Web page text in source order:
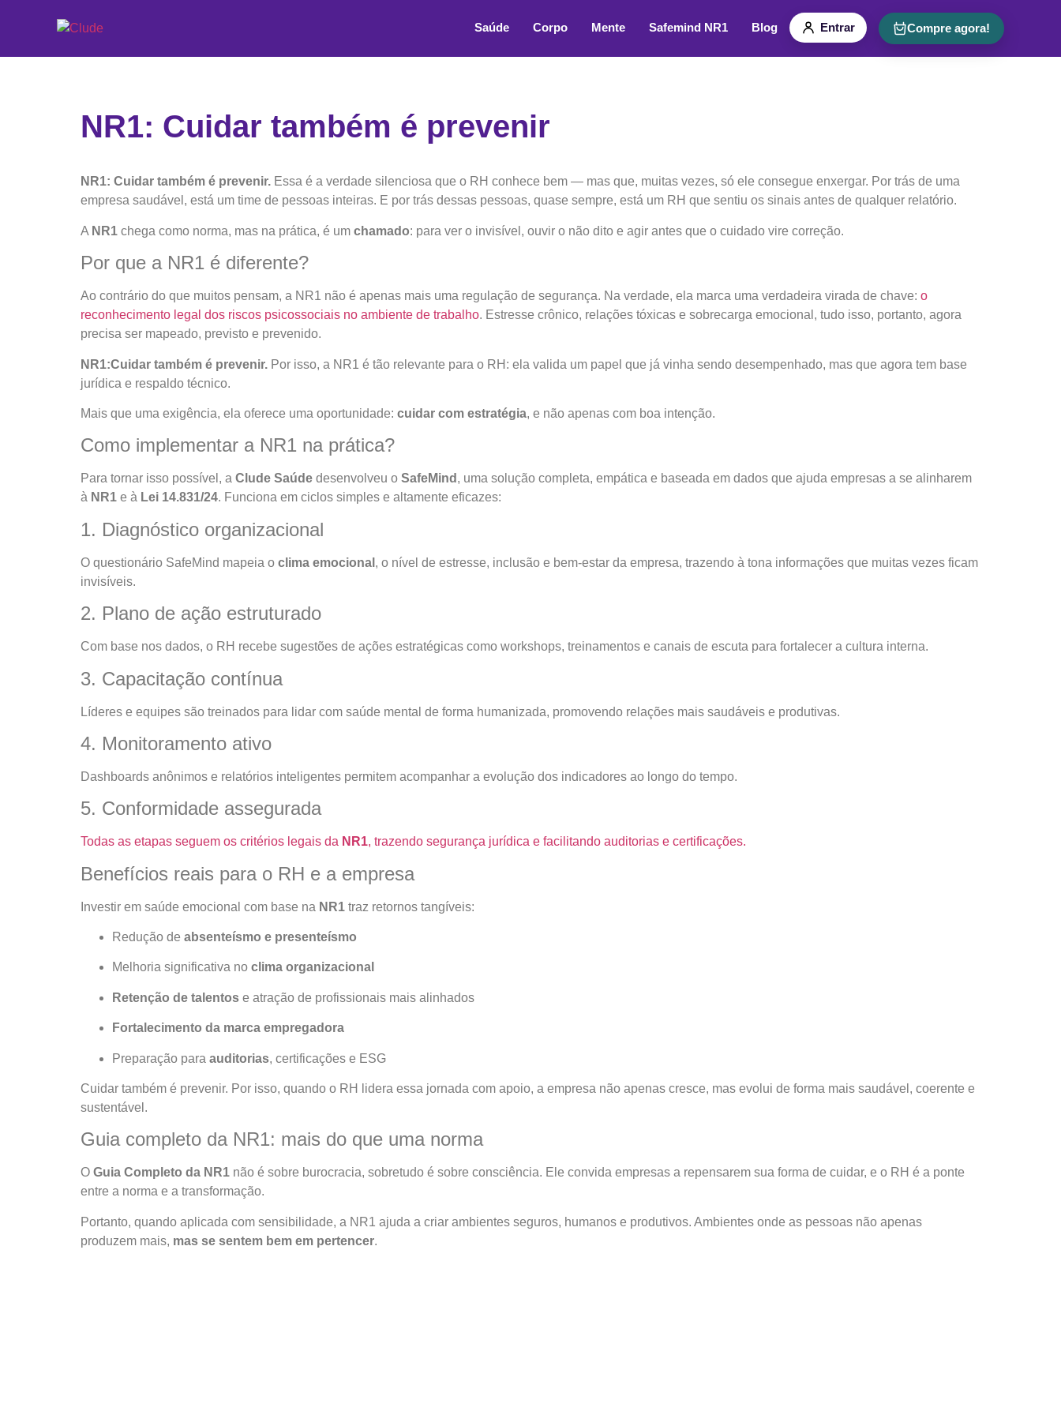
Saúde Corpo Mente Safemind NR1 Blog Entrar Compre agora!
NR1: Cuidar também é prevenir
NR1: Cuidar também é prevenir. Essa é a verdade silenciosa que o RH conhece bem — mas que, muitas vezes, só ele consegue enxergar. Por trás de uma
empresa saudável, está um time de pessoas inteiras. E por trás dessas pessoas, quase sempre, está um RH que sentiu os sinais antes de qualquer relatório.
A NR1 chega como norma, mas na prática, é um chamado: para ver o invisível, ouvir o não dito e agir antes que o cuidado vire correção.
Por que a NR1 é diferente?
Ao contrário do que muitos pensam, a NR1 não é apenas mais uma regulação de segurança. Na verdade, ela marca uma verdadeira virada de chave: o
reconhecimento legal dos riscos psicossociais no ambiente de trabalho. Estresse crônico, relações tóxicas e sobrecarga emocional, tudo isso, portanto, agora
precisa ser mapeado, previsto e prevenido.
NR1:Cuidar também é prevenir. Por isso, a NR1 é tão relevante para o RH: ela valida um papel que já vinha sendo desempenhado, mas que agora tem base
jurídica e respaldo técnico.
Mais que uma exigência, ela oferece uma oportunidade: cuidar com estratégia, e não apenas com boa intenção.
Como implementar a NR1 na prática?
Para tornar isso possível, a Clude Saúde desenvolveu o SafeMind , uma solução completa, empática e baseada em dados que ajuda empresas a se alinharem
à NR1 e à Lei 14.831/24. Funciona em ciclos simples e altamente eficazes:
1. Diagnóstico organizacional
O questionário SafeMind mapeia o clima emocional , o nível de estresse, inclusão e bem-estar da empresa, trazendo à tona informações que muitas vezes ficam
invisíveis.
2. Plano de ação estruturado
Com base nos dados, o RH recebe sugestões de ações estratégicas como workshops, treinamentos e canais de escuta para fortalecer a cultura interna.
3. Capacitação contínua
Líderes e equipes são treinados para lidar com saúde mental de forma humanizada, promovendo relações mais saudáveis e produtivas.
4. Monitoramento ativo
Dashboards anônimos e relatórios inteligentes permitem acompanhar a evolução dos indicadores ao longo do tempo.
5. Conformidade assegurada
Todas as etapas seguem os critérios legais da NR1, trazendo segurança jurídica e facilitando auditorias e certificações.
Benefícios reais para o RH e a empresa
Investir em saúde emocional com base na NR1 traz retornos tangíveis:
Redução de absenteísmo e presenteísmo
Melhoria significativa no clima organizacional
Retenção de talentos e atração de profissionais mais alinhados
Fortalecimento da marca empregadora
Preparação para auditorias, certificações e ESG
Cuidar também é prevenir. Por isso, quando o RH lidera essa jornada com apoio, a empresa não apenas cresce, mas evolui de forma mais saudável, coerente e
sustentável.
Guia completo da NR1: mais do que uma norma
O Guia Completo da NR1 não é sobre burocracia, sobretudo é sobre consciência. Ele convida empresas a repensarem sua forma de cuidar, e o RH é a ponte
entre a norma e a transformação.
Portanto, quando aplicada com sensibilidade, a NR1 ajuda a criar ambientes seguros, humanos e produtivos. Ambientes onde as pessoas não apenas
produzem mais, mas se sentem bem em pertencer.